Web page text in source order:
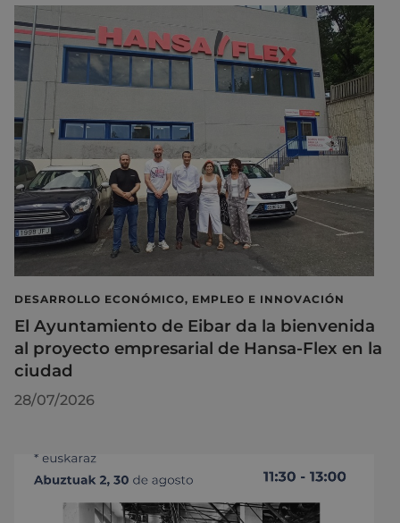
DESARROLLO ECONÓMICO, EMPLEO E INNOVACIÓN
El Ayuntamiento de Eibar da la bienvenida
al proyecto empresarial de Hansa-Flex en la
ciudad
28/07/2026